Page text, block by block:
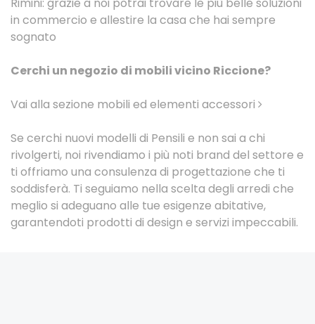
Rimini: grazie a noi potrai trovare le più belle soluzioni
in commercio e allestire la casa che hai sempre
sognato
Cerchi un negozio di mobili vicino Riccione?
Vai alla sezione mobili ed elementi accessori
Se cerchi nuovi modelli di Pensili e non sai a chi
rivolgerti, noi rivendiamo i più noti brand del settore e
ti offriamo una consulenza di progettazione che ti
soddisferà. Ti seguiamo nella scelta degli arredi che
meglio si adeguano alle tue esigenze abitative,
garantendoti prodotti di design e servizi impeccabili.